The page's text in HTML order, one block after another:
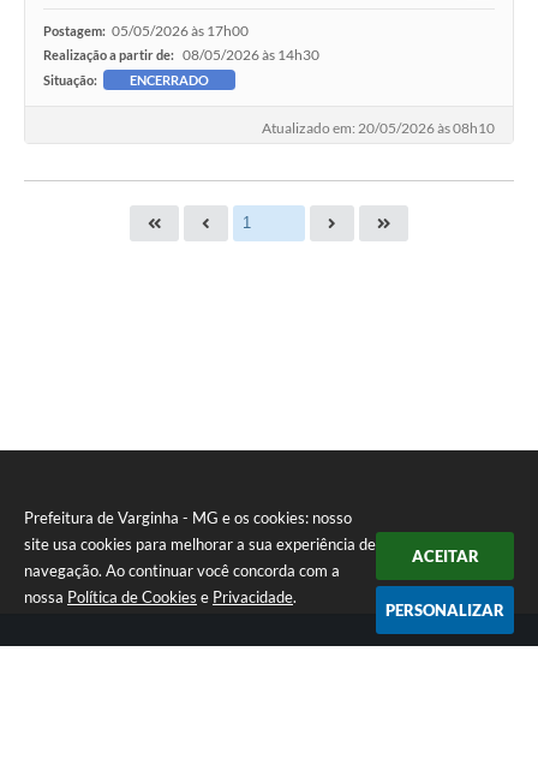
Prefeitura de Varginha - MG e os cookies: nosso
site usa cookies para melhorar a sua experiência de
navegação. Ao continuar você concorda com a
nossa Política de Cookies e Privacidade.
ACEITAR
PERSONALIZAR
Postagem: 05/05/2026 às 17h00
Realização a partir de: 08/05/2026 às 14h30
Situação: ENCERRADO
Atualizado em: 20/05/2026 às 08h10